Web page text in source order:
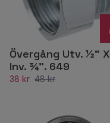
Övergång Utv. ½” X
Inv. ¾”. 649
38 kr 48 kr